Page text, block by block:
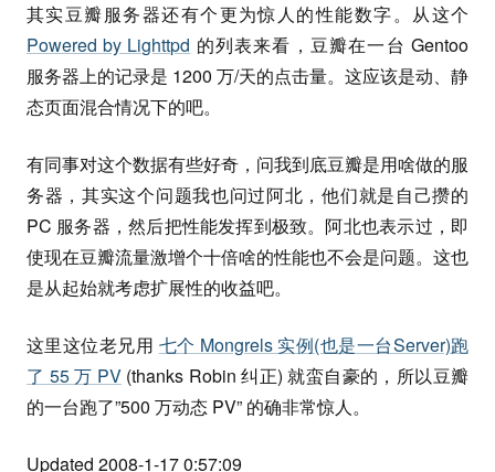
其实豆瓣服务器还有个更为惊人的性能数字。从这个
Powered by Lighttpd 的列表来看，豆瓣在一台 Gentoo
服务器上的记录是 1200 万/天的点击量。这应该是动、静
态页面混合情况下的吧。
有同事对这个数据有些好奇，问我到底豆瓣是用啥做的服
务器，其实这个问题我也问过阿北，他们就是自己攒的
PC 服务器，然后把性能发挥到极致。阿北也表示过，即
使现在豆瓣流量激增个十倍啥的性能也不会是问题。这也
是从起始就考虑扩展性的收益吧。
这里这位老兄用 七个 Mongrels 实例(也是一台Server)跑
了 55 万 PV (thanks Robin 纠正) 就蛮自豪的，所以豆瓣
的一台跑了”500 万动态 PV” 的确非常惊人。
Updated 2008-1-17 0:57:09